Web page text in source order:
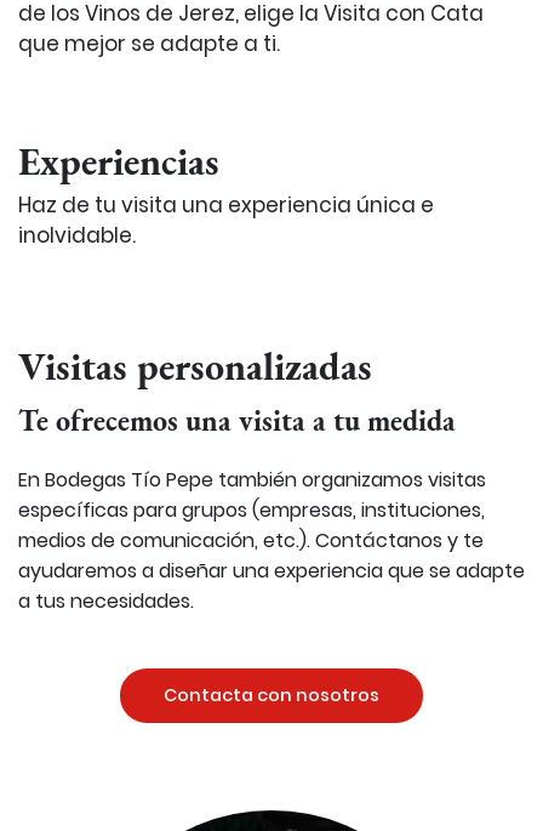
de los Vinos de Jerez, elige la Visita con Cata
que mejor se adapte a ti.
Experiencias
Haz de tu visita una experiencia única e
inolvidable.
Visitas personalizadas
Te ofrecemos una visita a tu medida
En Bodegas Tío Pepe también organizamos visitas
específicas para grupos (empresas, instituciones,
medios de comunicación, etc.). Contáctanos y te
ayudaremos a diseñar una experiencia que se adapte
a tus necesidades.
Contacta con nosotros